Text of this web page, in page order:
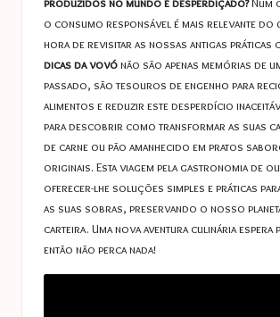
t
u
c
e
s
o consumo responsável é mais relevante do
hora de revisitar as nossas antigas práticas
dicas da vovónão são apenas memórias de
passado, são tesouros de engenho para
alimentos e reduzir este desperdício
para descobrir como transformar as suas
de carne ou pão amanhecido em pratos
originais. Esta viagem pela gastronomia de
oferecer-lhe soluções simples e práticas
as suas sobras, preservando o nosso
carteira. Uma nova aventura culinária espera
então não perca nada!